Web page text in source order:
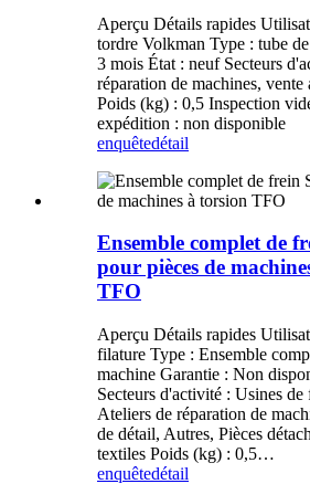
Aperçu Détails rapides
tordre Volkman Type : tube
3 mois État : neuf Secteurs
réparation de machines, vente
Poids (kg) : 0,5 Inspection
expédition : non disponible
enquêtedétail
Ensemble complet de
pour pièces de
TFO
Aperçu Détails rapides
filature Type : Ensemble
machine Garantie : Non
Secteurs d'activité : Usines de
Ateliers de réparation de
de détail, Autres, Pièces
textiles Poids (kg) : 0,5…
enquêtedétail